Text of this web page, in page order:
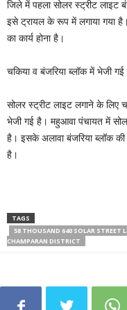
जिले में पहला सोलर स्ट्रीट लाइट
इसे ट्रायल के रूप में लगाया गया है।
का कार्य होना है।
चकिया व बंजरिया ब्लॉक में भेजी गई
सोलर स्ट्रीट लाइट लगाने के लिए
भेजी गई है। महुआवा पंचायत में
है। इसके अलावा बंजरिया ब्लॉक की
है।
TAGS
58 THOUSAND 640 SOLAR STREET
CHAMPARAN DISTRICT